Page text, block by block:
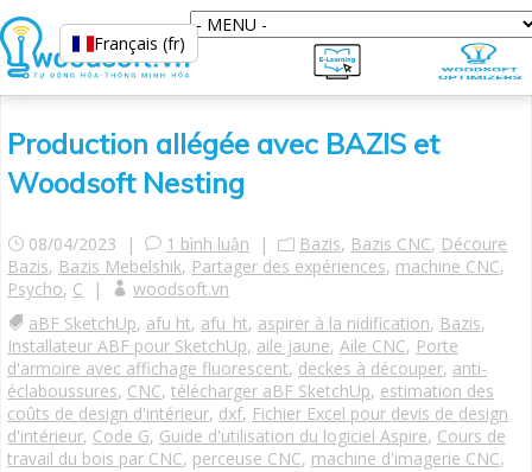
Production allégée avec BAZIS et
Woodsoft Nesting
08/04/2023 | 1 bình luận | Bazis, Bazis CNC, Découre
Bazis, Bazis Mebelshik, Partager des expériences, machine CNC,
Psycho, C |
woodsoft.vn
aBF SketchUp, afu ht, afu_ht, aspirer à la nidification, Bazis,
Installateur ABF pour SketchUp, aile jaune, Aile CNC, Porte
d'armoire avec affichage fluorescent, deckes à découper, anti-
éclaboussures, CNC, télécharger aBF SketchUp, estimation des
coûts de design d'intérieur, dxf, Fichier Excel pour devis de design
d'intérieur, Code G, Guide d'utilisation du logiciel Aspire, Cours de
travail du bois par CNC, perceuse CNC, machine d'imagerie CNC,
Français (fr)